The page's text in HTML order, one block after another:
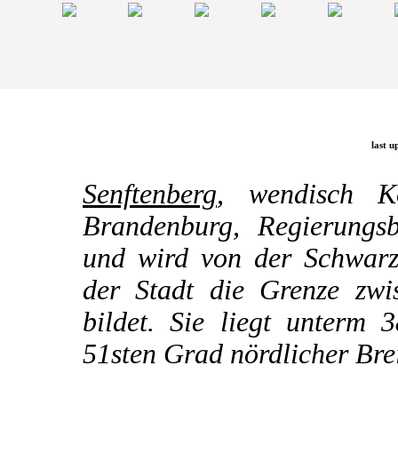
last
Senftenberg, wendisch
Brandenburg,
und wird von der
der Stadt die Grenze
bildet. Sie liegt unterm
51sten Grad nördlicher